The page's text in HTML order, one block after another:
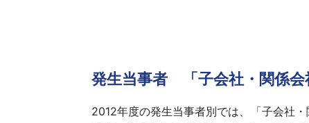
発生当事者 「子会社・関係会
2012年度の発生当事者別では、「子会社